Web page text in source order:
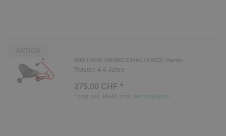
WINTHER VIKING CHALLENGE Hand-
Twister, 4-6 Jahre
275.00 CHF *
zzgl. ges. MwSt. zzgl. Versandkosten